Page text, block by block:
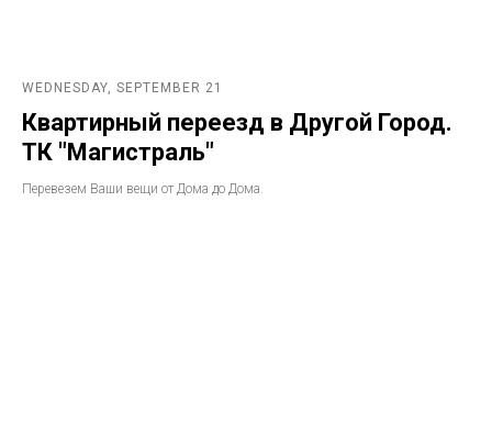
WEDNESDAY, SEPTEMBER 21
Квартирный переезд в Другой Город.
ТК "Магистраль"
Перевезем Ваши вещи от Дома до Дома.